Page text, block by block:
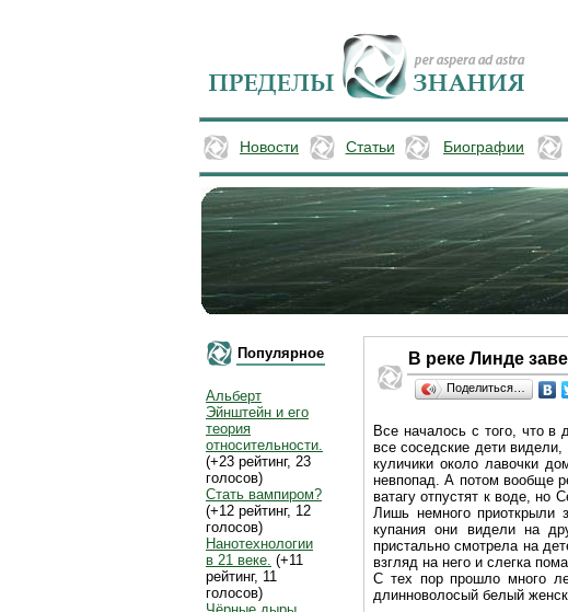
Новости Статьи Биографии
Популярное
Альберт
Эйнштейн и его
теория
относительности.
(+23 рейтинг, 23
голосов)
Стать вампиром?
(+12 рейтинг, 12
голосов)
Нанотехнологии
в 21 веке. (+11
рейтинг, 11
голосов)
В реке Линде
Поделиться…
Все началось с того, что в
все соседские дети
куличики около лавочки
невпопад. А потом вообще
ватагу отпустят к воде, но
Лишь немного приоткрыли
купания они видели на
пристально смотрела на
взгляд на него и слегка
С тех пор прошло много
длинноволосый белый